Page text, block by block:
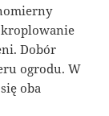
Dobór
ogrodu. W
oba